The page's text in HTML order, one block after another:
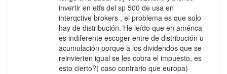
invertir en etfs del sp 500 de usa en
interqctive brokers , el problema es que solo
hay de distribución. He leído que en américa
es indiferente escoger entre de distribución u
acumulación porque a los dividendos que se
reinvierten igual se les cobra el impuesto, es
esto cierto?( caso contrario que europa)